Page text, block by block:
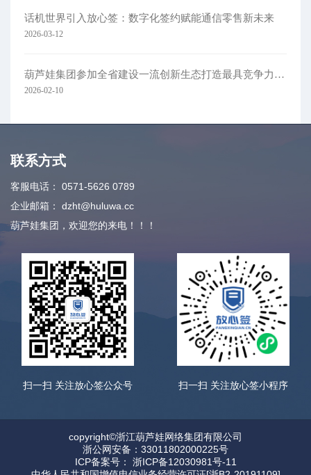
话机世界引入放心签：数字化签约赋能通信零售新未来
2026-03-12
葫芦娃集团参加全省建设一流创新生态打造最具竞争力营商环境大会
2026-02-10
联系方式
客服电话：
0571-5626 0789
企业邮箱：
dzht@huluwa.cc
葫芦娃集团，欢迎您的来电！！！
扫一扫 关注放心签公众号 扫一扫 关注放心签小程序
copyright©浙江葫芦娃网络集团有限公司
浙公网安备：33011802000225号
ICP备案号： 浙ICP备12030981号-11